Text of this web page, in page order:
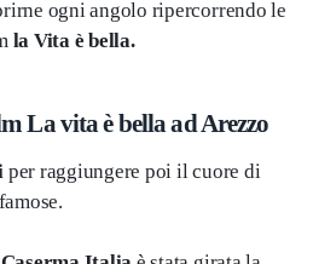
ogni angolo ripercorrendo le
la Vita è bella.
La vita è bella ad Arezzo
per raggiungere poi il cuore di